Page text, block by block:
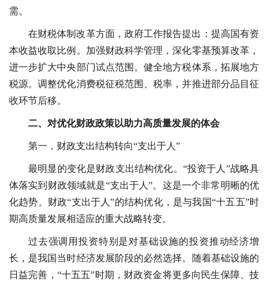
需。
在财税体制改革方面，政府工作报告提出：提高国有资
本收益收取比例。加强财政科学管理，深化零基预算改革，
进一步扩大中央部门试点范围。健全地方税体系，拓展地方
税源。调整优化消费税征税范围、税率，并推进部分品目征
收环节后移。
二、对优化财政政策以助力高质量发展的体会
第一，财政支出结构转向“支出于人”
最明显的变化是财政支出结构优化。“投资于人”战略具
体落实到财政领域就是“支出于人”。这是一个非常明晰的优
化趋势。财政“支出于人”的结构优化，是与我国“十五五”时
期高质量发展相适应的重大战略转变。
过去强调用投资特别是对基础设施的投资推动经济增
长，是我国当时经济发展阶段的必然选择。随着基础设施的
日益完善，“十五五”时期，财政资金将更多向民生保障、技